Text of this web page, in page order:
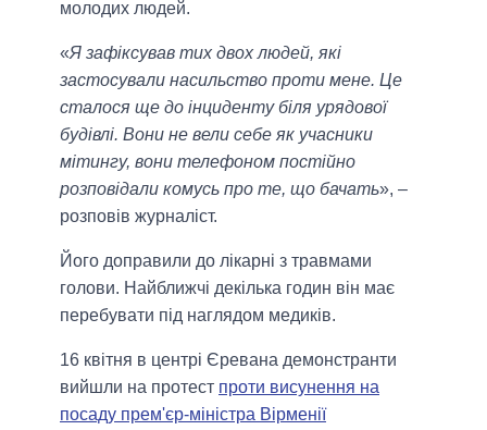
молодих людей.
«Я зафіксував тих двох людей, які
застосували насильство проти мене. Це
сталося ще до інциденту біля урядової
будівлі. Вони не вели себе як учасники
мітингу, вони телефоном постійно
розповідали комусь про те, що бачать», –
розповів журналіст.
Його доправили до лікарні з травмами
голови. Найближчі декілька годин він має
перебувати під наглядом медиків.
16 квітня в центрі Єревана демонстранти
вийшли на протест проти висунення на
посаду прем'єр-міністра Вірменії